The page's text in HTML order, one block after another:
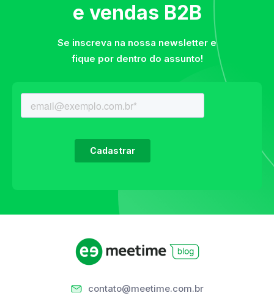
e vendas B2B
Se inscreva na nossa newsletter e
fique por dentro do assunto!
contato@meetime.com.br